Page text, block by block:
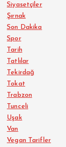
Siyasetçiler
Şırnak
Son Dakika
Spor
Tarih
Tatlılar
Tekirdağ
Tokat
Trabzon
Tunceli
Uşak
Van
Vegan Tarifler